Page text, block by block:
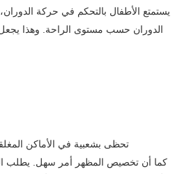
يستمتع الأطفال بالتحكم في حركة الدوران،
الدوران حسب مستوى الراحة. وهذا يجعل
تحظى بشعبية في الأماكن
كما أن تخصيص المظهر أمر سهل. يطلب